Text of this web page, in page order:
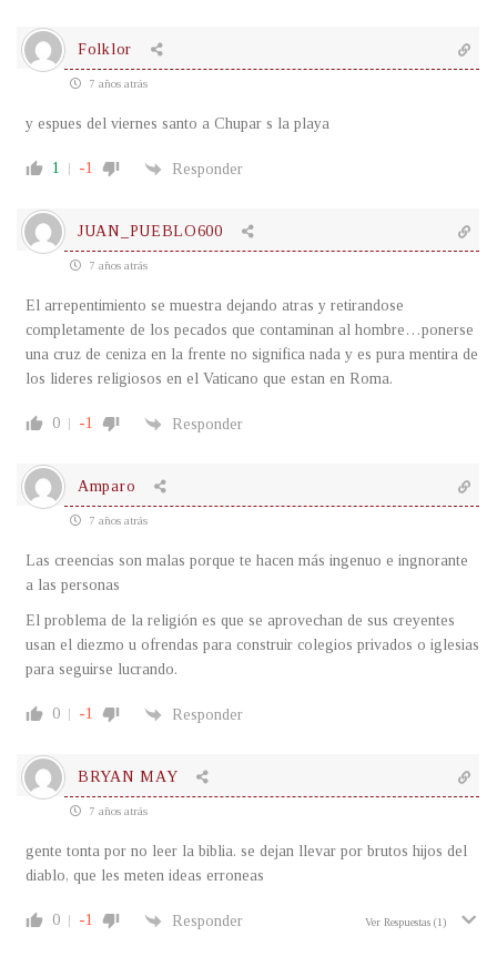
Folklor
7 años atrás
y espues del viernes santo a Chupar s la playa
1 -1 Responder
JUAN_PUEBLO600
7 años atrás
El arrepentimiento se muestra dejando atras y retirandose
completamente de los pecados que contaminan al hombre…ponerse
una cruz de ceniza en la frente no significa nada y es pura mentira de
los lideres religiosos en el Vaticano que estan en Roma.
0 -1 Responder
Amparo
7 años atrás
Las creencias son malas porque te hacen más ingenuo e ingnorante
a las personas
El problema de la religión es que se aprovechan de sus creyentes
usan el diezmo u ofrendas para construir colegios privados o iglesias
para seguirse lucrando.
0 -1 Responder
BRYAN MAY
7 años atrás
gente tonta por no leer la biblia. se dejan llevar por brutos hijos del
diablo, que les meten ideas erroneas
0 -1 Responder Ver Respuestas (1)